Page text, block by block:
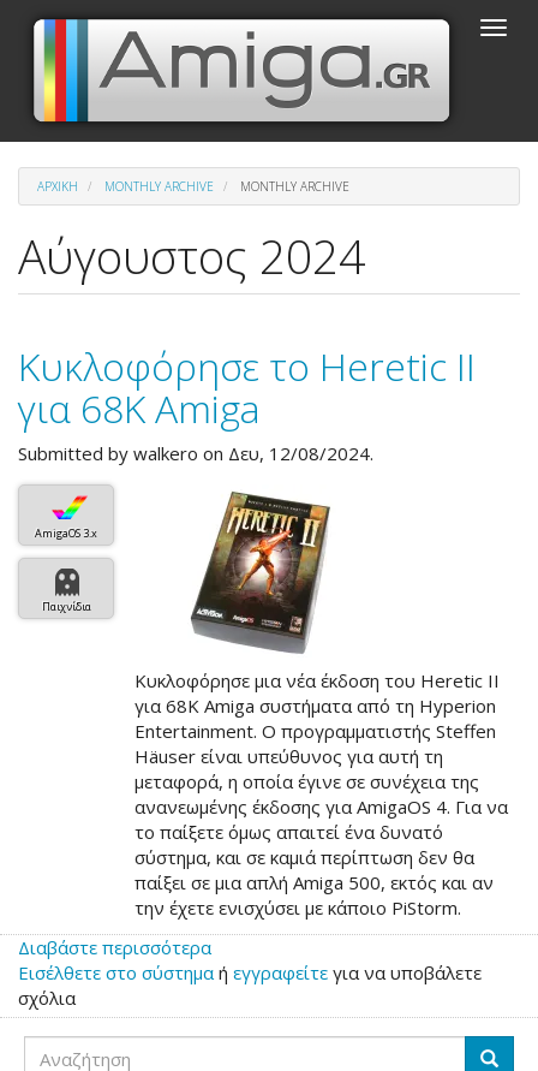
Παράκαμψη
κυρίως
περιεχόμενο
Toggle
ΑΡΧΙΚΉ MONTHLY ARCHIVE MONTHLY ARCHIVE
Αύγουστος 2024
Κυκλοφόρησε το Heretic II
για 68K Amiga
Submitted by walkero on Δευ, 12/08/2024.
AmigaOS 3.x
Παιχνίδια
Κυκλοφόρησε μια νέα έκδοση του Heretic II
για 68K Amiga συστήματα από τη Hyperion
Entertainment. Ο προγραμματιστής Steffen
Häuser είναι υπεύθυνος για αυτή τη
μεταφορά, η οποία έγινε σε συνέχεια της
ανανεωμένης έκδοσης για AmigaOS 4. Για να
το παίξετε όμως απαιτεί ένα δυνατό
σύστημα, και σε καμιά περίπτωση δεν θα
παίξει σε μια απλή Amiga 500, εκτός και αν
την έχετε ενισχύσει με κάποιο PiStorm.
Διαβάστε περισσότερα
το
το
Εισέλθετε στο σύστημα ή εγγραφείτε για να υποβάλετε
σχόλια
Αναζήτηση